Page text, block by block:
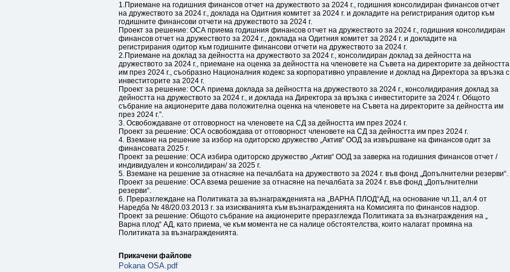
1.Приемане на годишния финансов отчет на дружеството за 2024 г., годишния консолидиран финансов отчет
на дружеството за 2024 г., доклада на Одитния комитет за 2024 г. и докладите на регистрирания одитор към
годишните финансови отчети на дружеството за 2024 г.
Проект за решение: ОСА приема годишния финансов отчет на дружеството за 2024 г., годишния консолидиран
финансов отчет на дружеството за 2024 г., доклада на Одитния комитет за 2024 г. и докладите на
регистрирания одитор към годишните финансови отчети на дружеството за 2024 г.
2.Приемане на доклад за дейността на дружеството за 2024 г., консолидиран доклад за дейността на
дружеството за 2024 г., приемане на оценка за дейността на членовете на Съвета на директорите за дейността
им през 2024 г., съобразно Националния кодекс за корпоративно управление и доклад на Директора за връзка с
инвеститорите за 2024 г.
Проект за решение: ОСА приема доклада за дейността на дружеството за 2024 г., консолидирания доклад за
дейността на дружеството за 2024 г., и доклада на Директора за връзка с инвеститорите за 2024 г. Общото
събрание на акционерите дава положителна оценка на членовете на Съвета на директорите за дейността им
през 2024 г.”.
3. Освобождаване от отговорност на членовете на СД за дейността им през 2024 г.
Проект за решение: ОСА освобождава от отговорност членовете на СД за дейността им през 2024 г.
4. Вземане на решение за избор на одиторско дружество „Актив“ ООД за извършване на финансов одит за
финансовата 2025 г.
Проект за решение: ОСА избира одиторско дружество „Актив“ ООД за заверка на годишния финансов отчет /
индивидуален и консолидиран/ за 2025 г.
5. Вземане на решение за отнасяне на печалбата на дружеството за 2024 г. във фонд „Допълнителни резерви“.
Проект за решение: ОСA взема решение за отнасяне на печалбата за 2024 г. във фонд „Допълнителни
резерви“.
6. Преразглеждане на Политиката за възнагражденията на „ВАРНА ПЛОД“АД, на основание чл.11, ал.4 от
Наредба № 48/20.03.2013 г. за изискванията към възнагражденията на Комисията по финансов надзор.
Проект за решение: Общото събрание на акционерите преразглежда Политиката за възнаграждения на „
Варна плод“ АД, като приема, че към момента не са налице обстоятелства, които налагат промяна на
Политиката за възнагражденията.
Прикачени файлове
Pokana OSA.pdf